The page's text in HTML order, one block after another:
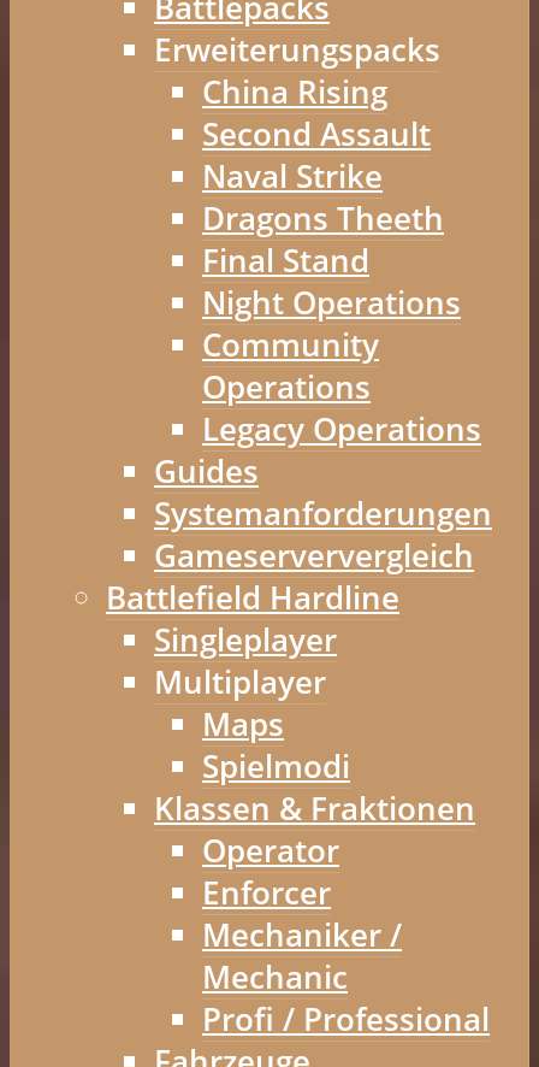
Erweiterungspacks
China Rising
Second Assault
Naval Strike
Dragons Theeth
Final Stand
Night Operations
Community
Operations
Legacy Operations
Guides
Systemanforderungen
Gameserververgleich
Battlefield Hardline
Singleplayer
Multiplayer
Maps
Spielmodi
Klassen & Fraktionen
Operator
Enforcer
Mechaniker /
Mechanic
Profi / Professional